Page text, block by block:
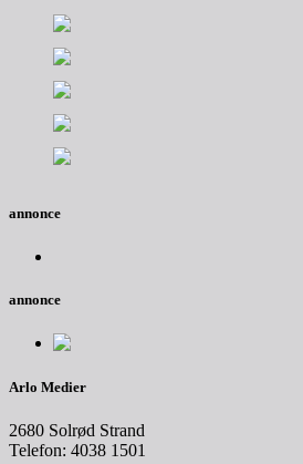
annonce
annonce
Arlo Medier
2680 Solrød Strand
Telefon: 4038 1501